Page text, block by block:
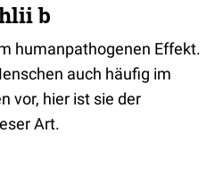
b
humanpathogenen Effekt.
auch häufig im
vor, hier ist sie der
Art.